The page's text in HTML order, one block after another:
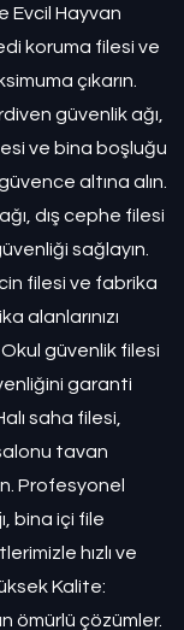
Evcil Hayvan
koruma filesi ve
çıkarın.
güvenlik ağı,
ve bina boşluğu
altına alın.
dış cephe filesi
sağlayın.
filesi ve fabrika
alanlarınızı
güvenlik filesi
garanti
saha filesi,
tavan
Profesyonel
bina içi file
hızlı ve
Kalite:
ömürlü çözümler.